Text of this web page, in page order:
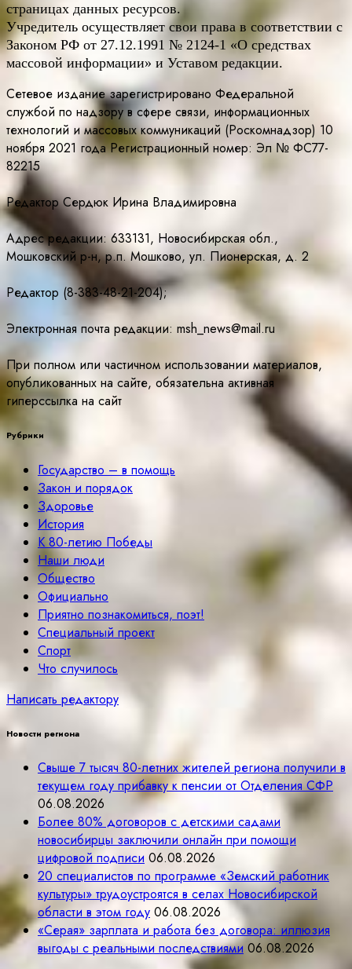
страницах данных ресурсов.
Учредитель осуществляет свои права в соответствии с
Законом РФ от 27.12.1991 № 2124-1 «О средствах
массовой информации» и Уставом редакции.
Сетевое издание зарегистрировано Федеральной
службой по надзору в сфере связи, информационных
технологий и массовых коммуникаций (Роскомнадзор) 10
ноября 2021 года Регистрационный номер: Эл № ФС77-
82215
Редактор Сердюк Ирина Владимировна
Адрес редакции: 633131, Новосибирская обл.,
Мошковский р-н, р.п. Мошково, ул. Пионерская, д. 2
Редактор (8-383-48-21-204);
Электронная почта редакции: msh_news@mail.ru
При полном или частичном использовании материалов,
опубликованных на сайте, обязательна активная
гиперссылка на сайт
Рубрики
Государство – в помощь
Закон и порядок
Здоровье
История
К 80-летию Победы
Наши люди
Общество
Официально
Приятно познакомиться, поэт!
Специальный проект
Спорт
Что случилось
Написать редактору
Новости региона
Свыше 7 тысяч 80-летних жителей региона получили в
текущем году прибавку к пенсии от Отделения СФР
06.08.2026
Более 80% договоров с детскими садами
новосибирцы заключили онлайн при помощи
цифровой подписи 06.08.2026
20 специалистов по программе «Земский работник
культуры» трудоустроятся в селах Новосибирской
области в этом году 06.08.2026
«Серая» зарплата и работа без договора: иллюзия
выгоды с реальными последствиями 06.08.2026